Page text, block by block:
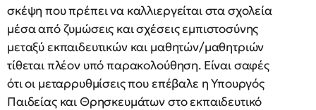
σκέψη που πρέπει να καλλιεργείται στα σχολεία
μέσα από ζυμώσεις και σχέσεις εμπιστοσύνης
μεταξύ εκπαιδευτικών και μαθητών/μαθητριών
τίθεται πλέον υπό παρακολούθηση. Είναι σαφές
ότι οι μεταρρυθμίσεις που επέβαλε η Υπουργός
Παιδείας και Θρησκευμάτων στο εκπαιδευτικό